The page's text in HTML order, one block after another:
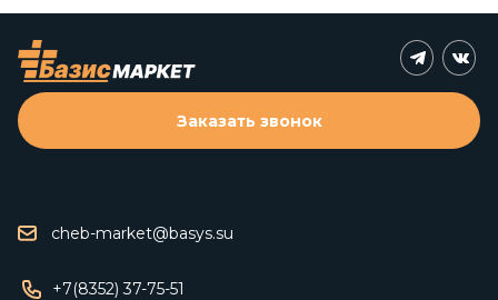
cheb-market@basys.su
+7(8352) 37-75-51
Заказать звонок